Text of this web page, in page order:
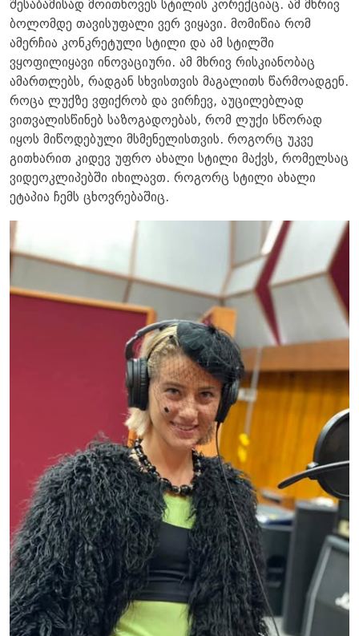
შესაბამისად მოითხოვეს სტილის კორექციაც. ამ მხრივ
ბოლომდე თავისუფალი ვერ ვიყავი. მომიწია რომ
ამერჩია კონკრეტული სტილი და ამ სტილში
ვყოფილიყავი ინოვაციური. ამ მხრივ რისკიანობაც
ამართლებს, რადგან სხვისთვის მაგალითს წარმოადგენ.
როცა ლუქზე ვფიქრობ და ვირჩევ, აუცილებლად
ვითვალისწინებ საზოგადოებას, რომ ლუქი სწორად
იყოს მიწოდებული მსმენელისთვის. როგორც უკვე
გითხარით კიდევ უფრო ახალი სტილი მაქვს, რომელსაც
ვიდეოკლიპებში იხილავთ. როგორც სტილი ახალი
ეტაპია ჩემს ცხოვრებაშიც.